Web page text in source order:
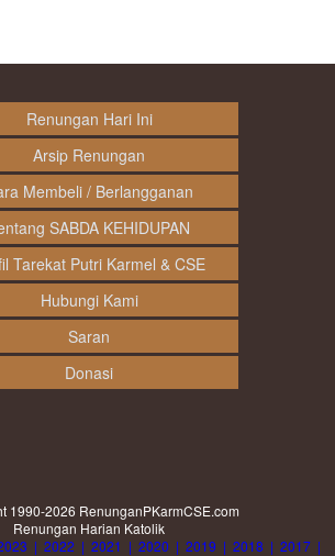
Renungan Hari Ini
Arsip Renungan
Membeli / Berlangganan
SABDA KEHIDUPAN
Tarekat Putri Karmel & CSE
Hubungi Kami
Saran
Donasi
1990-2026 RenunganPKarmCSE.com
Renungan Harian Katolik
| 2022 | 2021 | 2020 | 2019 | 2018 | 2017 |